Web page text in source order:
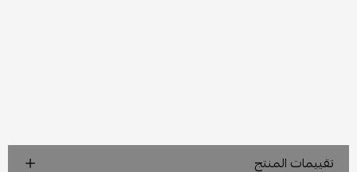
تقييمات المنتج